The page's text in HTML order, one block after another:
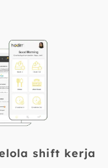
dapat
Rp
shift kerja